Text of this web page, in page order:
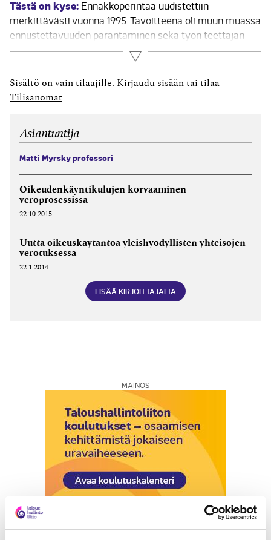
Tästä on kyse: Ennakkoperintää uudistettiin
merkittävästi vuonna 1995. Tavoitteena oli muun muassa
ennustettavuuden parantaminen sekä työn teettäjän
oikeusturvan lisääminen niin, että tämä kykenisi jo
suorituksen maksuhetkellä selvittämään mahdolliset
työnantajavelvoitteensa ilman jälkiseuraamusten
vaaraa (ks. HE 126/1994). Lainsäädännöllä supistettiin
Lue lisää
Sisältö on vain tilaajille. Kirjaudu sisään tai tilaa
Tilisanomat
Asiantuntija
Matti Myrsky professori
Oikeudenkäyntikulujen korvaaminen
veroprosessissa
22.10.2015
Uutta oikeuskäytäntöä yleishyödyllisten yhteisöjen
verotuksessa
22.1.2014
LISÄÄ KIRJOITTAJALTA
MAINOS